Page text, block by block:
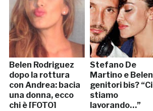
Belen Rodriguez
dopo la rottura
con Andrea: bacia
una donna, ecco
chi è [FOTO]
Stefano De
Martino e Belen
genitori bis? “Ci
stiamo
lavorando…”